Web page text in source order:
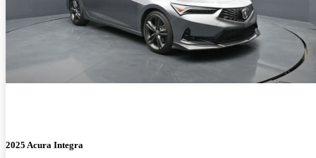
2025 Acura Integra